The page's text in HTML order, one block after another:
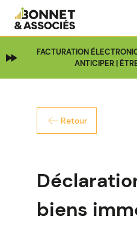
FACTURATION
ANTICIPER |
Retour
biens